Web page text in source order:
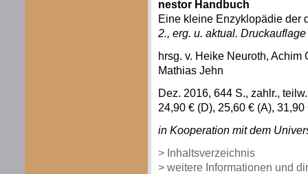
nestor Handbuch
Eine kleine Enzyklopädie der
2., erg. u. aktual.
hrsg. v. Heike Neuroth,
Mathias Jehn
Dez. 2016, 644 S., zahlr.,
24,90 € (D), 25,60 € (A), 31,90
in Kooperation mit dem
> Inhaltsverzeichnis
> weitere Informationen und